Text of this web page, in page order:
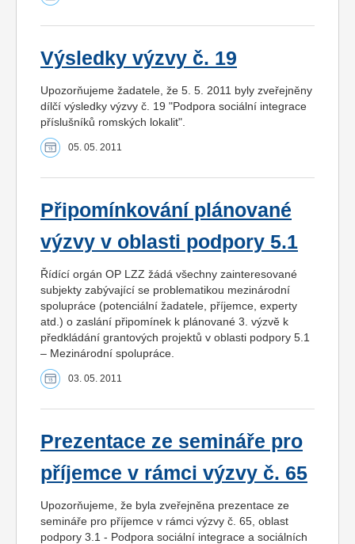
Výsledky výzvy č. 19
Upozorňujeme žadatele, že 5. 5. 2011 byly zveřejněny
dílčí výsledky výzvy č. 19 "Podpora sociální integrace
příslušníků romských lokalit".
05. 05. 2011
Připomínkování plánované
výzvy v oblasti podpory 5.1
Řídící orgán OP LZZ žádá všechny zainteresované
subjekty zabývající se problematikou mezinárodní
spolupráce (potenciální žadatele, příjemce, experty
atd.) o zaslání připomínek k plánované 3. výzvě k
předkládání grantových projektů v oblasti podpory 5.1
– Mezinárodní spolupráce.
03. 05. 2011
Prezentace ze semináře pro
příjemce v rámci výzvy č. 65
Upozorňujeme, že byla zveřejněna prezentace ze
semináře pro příjemce v rámci výzvy č. 65, oblast
podpory 3.1 - Podpora sociální integrace a sociálních